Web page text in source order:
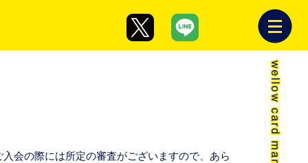
会の際には所定の審査がございますので、あら